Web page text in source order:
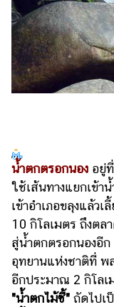
น้ำตกตรอกนอง อยู่
ใช้เส้นทางแยกเข้า
เข้าอำเภอขลุงแล้ว
10 กิโลเมตร ถึงตล
สู่น้ำตกตรอกนองอี
อุทยานแห่งชาติที่ พ
อีกประมาณ 2 กิโลเ
"น้ำตกไม้ซี้" ถัดไปเ